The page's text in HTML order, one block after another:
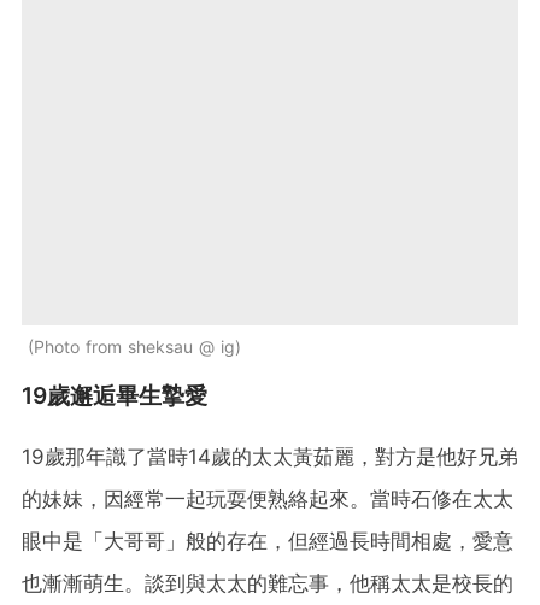
Photo from sheksau @ ig
19歲邂逅畢生摯愛
19歲那年識了當時14歲的太太黃茹麗，對方是他好兄弟
的妹妹，因經常一起玩耍便熟絡起來。當時石修在太太
眼中是「大哥哥」般的存在，但經過長時間相處，愛意
也漸漸萌生。談到與太太的難忘事，他稱太太是校長的